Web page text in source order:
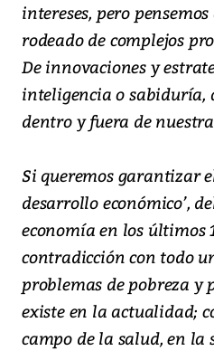
intereses, pero
rodeado de complejos
De innovaciones y
inteligencia o sabiduría,
dentro y fuera de
Si queremos garantizar
desarrollo económico’,
economía en los últimos
contradicción con todo
problemas de pobreza y
existe en la actualidad;
campo de la salud, en la